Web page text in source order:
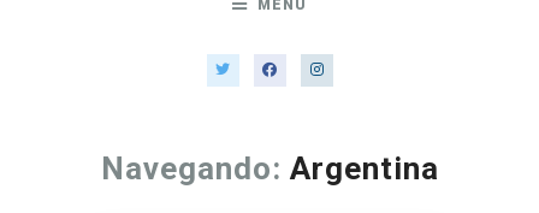
MENÚ
Navegando: Argentina